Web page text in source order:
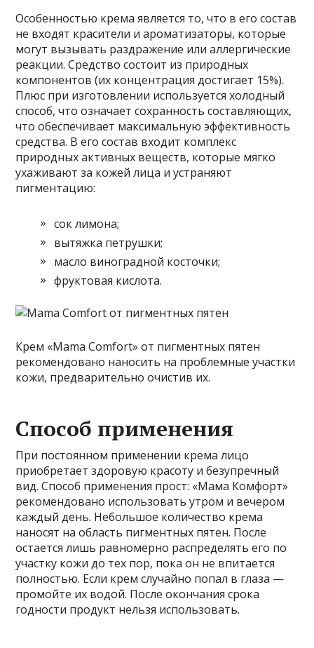
Особенностью крема является то, что в его состав
не входят красители и ароматизаторы, которые
могут вызывать раздражение или аллергические
реакции. Средство состоит из природных
компонентов (их концентрация достигает 15%).
Плюс при изготовлении используется холодный
способ, что означает сохранность составляющих,
что обеспечивает максимальную эффективность
средства. В его состав входит комплекс
природных активных веществ, которые мягко
ухаживают за кожей лица и устраняют
пигментацию:
сок лимона;
вытяжка петрушки;
масло виноградной косточки;
фруктовая кислота.
Крем «Mama Comfort» от пигментных пятен
рекомендовано наносить на проблемные участки
кожи, предварительно очистив их.
Способ применения
При постоянном применении крема лицо
приобретает здоровую красоту и безупречный
вид. Способ применения прост: «Мама Комфорт»
рекомендовано использовать утром и вечером
каждый день. Небольшое количество крема
наносят на область пигментных пятен. После
остается лишь равномерно распределять его по
участку кожи до тех пор, пока он не впитается
полностью. Если крем случайно попал в глаза —
промойте их водой. После окончания срока
годности продукт нельзя использовать.